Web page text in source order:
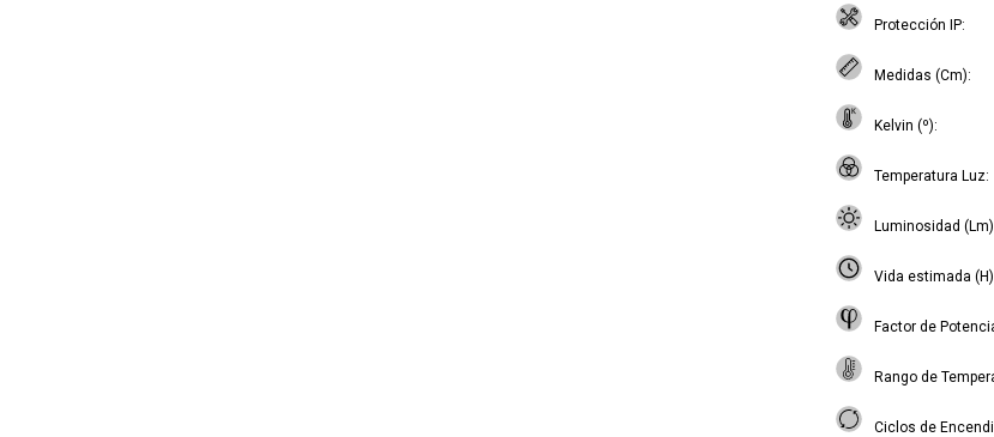
Protección IP
Medidas (Cm)
Kelvin (º)
Temperatura Luz
Luminosidad (Lm)
Vida estimada (H)
Factor de
Rango de
Ciclos de